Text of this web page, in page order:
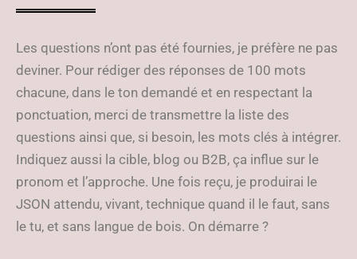
Les questions n’ont pas été fournies, je préfère ne pas
deviner. Pour rédiger des réponses de 100 mots
chacune, dans le ton demandé et en respectant la
ponctuation, merci de transmettre la liste des
questions ainsi que, si besoin, les mots clés à intégrer.
Indiquez aussi la cible, blog ou B2B, ça influe sur le
pronom et l’approche. Une fois reçu, je produirai le
JSON attendu, vivant, technique quand il le faut, sans
le tu, et sans langue de bois. On démarre ?